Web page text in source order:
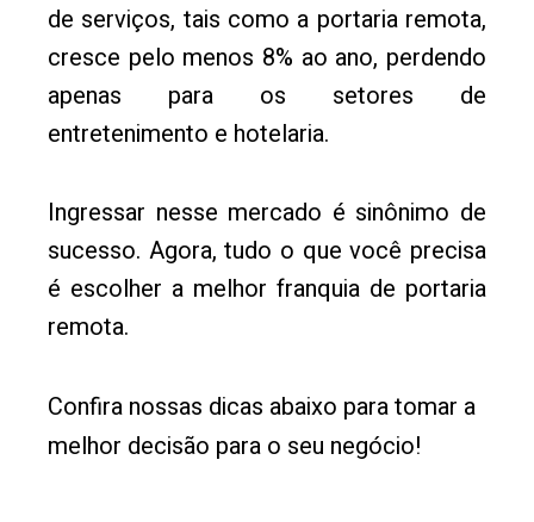
de serviços, tais como a portaria remota,
cresce pelo menos 8% ao ano, perdendo
apenas para os setores de
entretenimento e hotelaria.
Ingressar nesse mercado é sinônimo de
sucesso. Agora, tudo o que você precisa
é escolher a melhor franquia de portaria
remota.
Confira nossas dicas abaixo para tomar a
melhor decisão para o seu negócio!